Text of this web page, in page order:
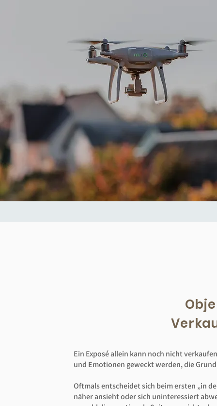
Ein Exposé allein kann noch nicht
und Emotionen geweckt werden, die
Oftmals entscheidet sich beim ersten „in
näher ansieht oder sich uninteressiert